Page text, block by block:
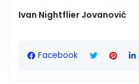
Ivan Nightflier Jovanović
Facebook